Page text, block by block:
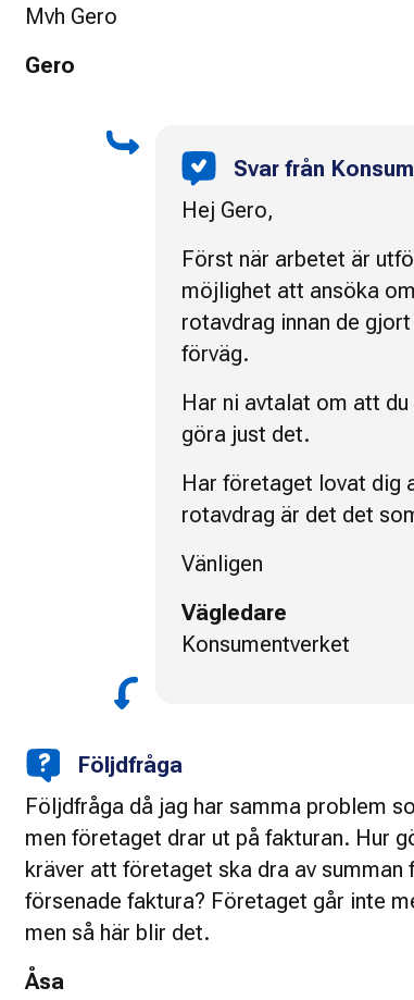
Mvh Gero
Gero
Svar från
Hej Gero,
Först när arbetet är
möjlighet att ansöka
rotavdrag innan de
förväg.
Har ni avtalat om att
göra just det.
Har företaget lovat dig
rotavdrag är det det
Vänligen
Vägledare
Konsumentverket
Följdfråga
Följdfråga då jag har samma problem
men företaget drar ut på fakturan. Hur
kräver att företaget ska dra av
försenade faktura? Företaget går inte
men så här blir det.
Åsa